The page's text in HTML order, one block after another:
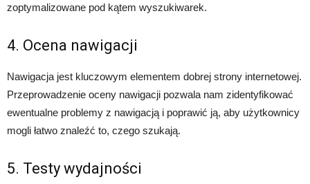
zoptymalizowane pod kątem wyszukiwarek.
4. Ocena nawigacji
Nawigacja jest kluczowym elementem dobrej strony internetowej.
Przeprowadzenie oceny nawigacji pozwala nam zidentyfikować
ewentualne problemy z nawigacją i poprawić ją, aby użytkownicy
mogli łatwo znaleźć to, czego szukają.
5. Testy wydajności